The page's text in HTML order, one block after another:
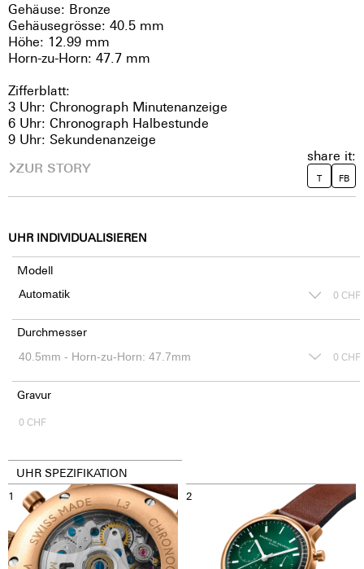
Gehäuse: Bronze
Gehäusegrösse: 40.5 mm
Höhe: 12.99 mm
Horn-zu-Horn: 47.7 mm
Zifferblatt:
3 Uhr: Chronograph Minutenanzeige
6 Uhr: Chronograph Halbestunde
9 Uhr: Sekundenanzeige
ZUR STORY
share it:
T FB
UHR INDIVIDUALISIEREN
Modell
0 CHF
Durchmesser
0 CHF
Gravur
0 CHF
UHR SPEZIFIKATION
1 2